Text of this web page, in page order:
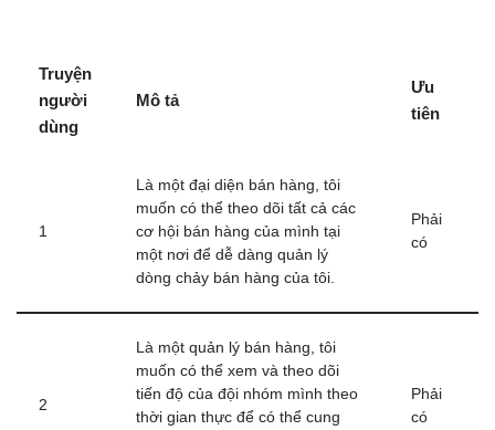
Truyện
người
dùng
Mô tả
Ưu
tiên
1
Là một đại diện bán hàng, tôi
muốn có thể theo dõi tất cả các
cơ hội bán hàng của mình tại
một nơi để dễ dàng quản lý
dòng chảy bán hàng của tôi.
Phải
có
2
Là một quản lý bán hàng, tôi
muốn có thể xem và theo dõi
tiến độ của đội nhóm mình theo
thời gian thực để có thể cung
Phải
có